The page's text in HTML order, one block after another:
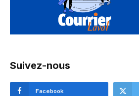
Suivez-nous
Facebook